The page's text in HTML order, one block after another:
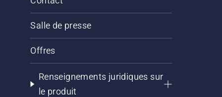
Salle de presse
Offres
Renseignements juridiques sur
le produit